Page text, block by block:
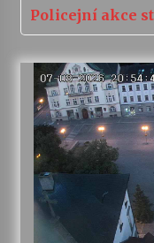
Policejní akce